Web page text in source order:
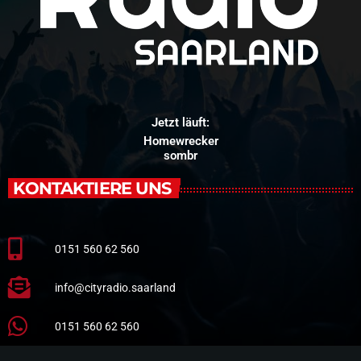
Jetzt läuft:
Homewrecker
sombr
KONTAKTIERE UNS
0151 560 62 560
info@cityradio.saarland
0151 560 62 560